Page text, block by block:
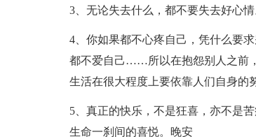
3、无论失去什么，都不要失去好心
4、你如果都不心疼自己，凭什么要
都不爱自己……所以在抱怨别人之前
生活在很大程度上要依靠人们自身的
5、真正的快乐，不是狂喜，亦不是
生命一刹间的喜悦。晚安